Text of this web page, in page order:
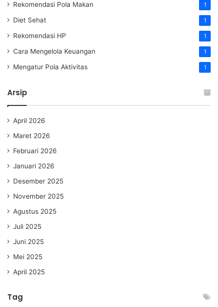
Rekomendasi Pola Makan 1
Diet Sehat 1
Rekomendasi HP 1
Cara Mengelola Keuangan 1
Mengatur Pola Aktivitas 1
Arsip
April 2026
Maret 2026
Februari 2026
Januari 2026
Desember 2025
November 2025
Agustus 2025
Juli 2025
Juni 2025
Mei 2025
April 2025
Tag